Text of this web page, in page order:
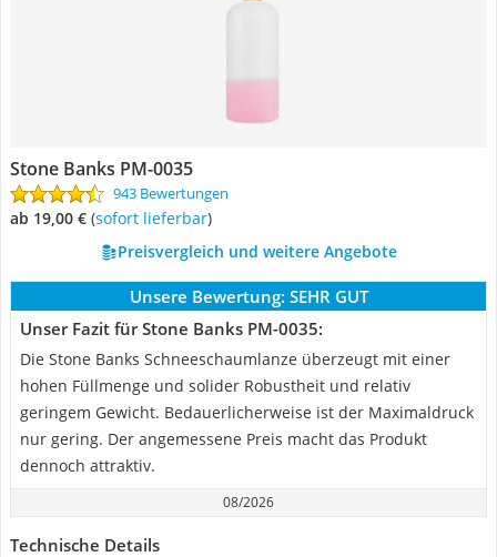
Stone Banks PM-0035
943 Bewertungen
ab 19,00 € ( Sofort lieferbar)
Preisvergleich und weitere Angebote
Unsere Bewertung: SEHR GUT
Unser Fazit für Stone Banks PM-0035:
Die Stone Banks Schneeschaumlanze überzeugt mit einer
hohen Füllmenge und solider Robustheit und relativ
geringem Gewicht. Bedauerlicherweise ist der Maximaldruck
nur gering. Der angemessene Preis macht das Produkt
dennoch attraktiv.
08/2026
Technische Details